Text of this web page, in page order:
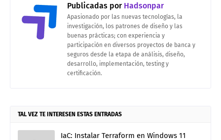
Publicadas porHadsonpar
Apasionado por las nuevas tecnologías, la
investigación, los patrones de diseño y las
buenas prácticas; con experiencia y
participación en diversos proyectos de banca y
seguros desde la etapa de análisis, diseño,
desarrollo, implementación, testing y
certificación.
TAL VEZ TE INTERESEN ESTAS ENTRADAS
IaC: Instalar Terraform en Windows 11